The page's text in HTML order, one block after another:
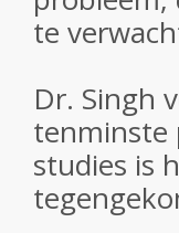
te
Dr. Singh
tenminste
studies is